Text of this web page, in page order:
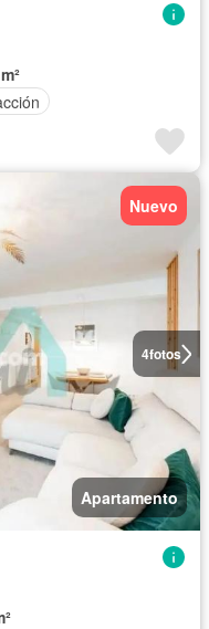
4fotos
Nuevo
Apartamento